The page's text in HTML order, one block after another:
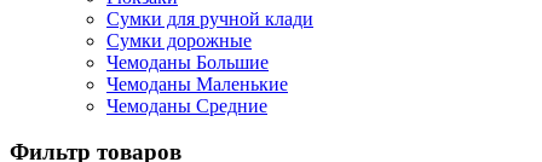
Сумки для ручной клади
Сумки дорожные
Чемоданы Большие
Чемоданы Маленькие
Чемоданы Средние
Фильтр товаров